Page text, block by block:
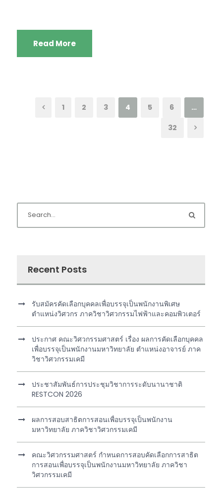
Read More
1 2 3 4 5 6 …
32
Recent Posts
รับสมัครคัดเลือกบุคคลเพื่อบรรจุเป็นพนักงานพิเศษ
ตำแหน่งวิศวกร ภาควิชาวิศวกรรมไฟฟ้าและคอมพิวเตอร์
ประกาศ คณะวิศวกรรมศาสตร์ เรื่อง ผลการคัดเลือกบุคคล
เพื่อบรรจุเป็นพนักงานมหาวิทยาลัย ตำแหน่งอาจารย์ ภาค
วิชาวิศวกรรมเคมี
ประชาสัมพันธ์การประชุมวิชาการระดับนานาชาติ
RESTCON 2026
ผลการสอบสาธิตการสอนเพื่อบรรจุเป็นพนักงาน
มหาวิทยาลัย ภาควิชาวิศวกรรมเคมี
คณะวิศวกรรมศาสตร์ กำหนดการสอบคัดเลือกการสาธิต
การสอนเพื่อบรรจุเป็นพนักงานมหาวิทยาลัย ภาควิชา
วิศวกรรมเคมี